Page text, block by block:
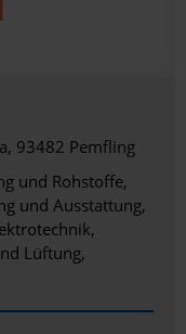
93482 Pemfling
und Rohstoffe
und Ausstattung
Lüftung